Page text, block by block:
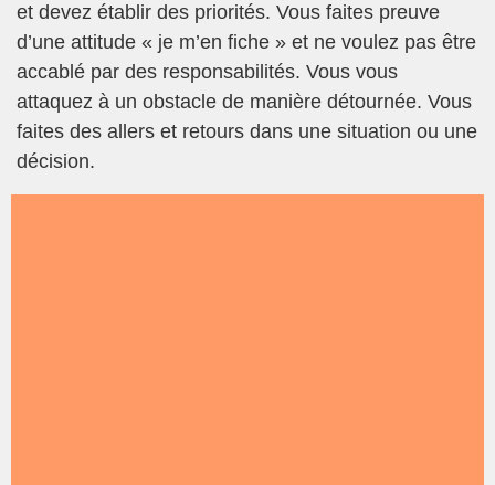
et devez établir des priorités. Vous faites preuve
d’une attitude « je m’en fiche » et ne voulez pas être
accablé par des responsabilités. Vous vous
attaquez à un obstacle de manière détournée. Vous
faites des allers et retours dans une situation ou une
décision.